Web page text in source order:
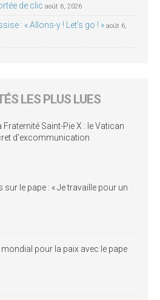
de clic août 6, 2026
: « Allons-y ! Let’s go ! » août 6,
LES PLUS LUES
Fraternité Saint-Pie X : le Vatican
d’excommunication
sur le pape : « Je travaille pour un
mondial pour la paix avec le pape